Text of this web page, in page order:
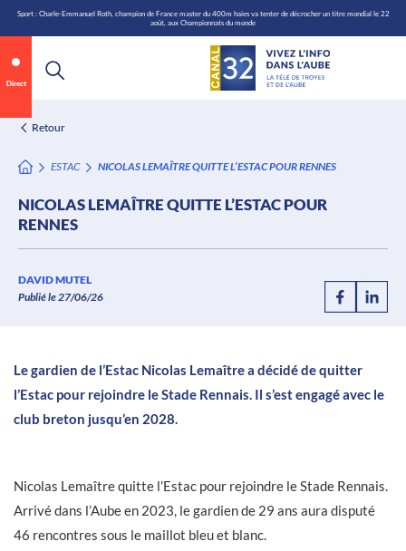
Aller
au
contenu
Sport : Charle-Emmanuel Roth, champion de France master du 400m haies va tenter de décrocher un titre mondial le 22
août, aux Championnats du monde
Direct
Retour
ESTAC NICOLAS LEMAÎTRE QUITTE L’ESTAC POUR RENNES
NICOLAS LEMAÎTRE QUITTE L’ESTAC POUR
RENNES
DAVID MUTEL
Publié le 27/06/26
0:07 / 0:12
Le gardien de l’Estac Nicolas Lemaître a décidé de quitter
l’Estac pour rejoindre le Stade Rennais. Il s’est engagé avec le
club breton jusqu’en 2028.
Nicolas Lemaître quitte l’Estac pour rejoindre le Stade Rennais.
Arrivé dans l’Aube en 2023, le gardien de 29 ans aura disputé
46 rencontres sous le maillot bleu et blanc.